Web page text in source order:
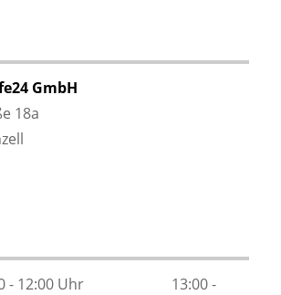
GmbH
18a
- 12:00 Uhr 13:00 -